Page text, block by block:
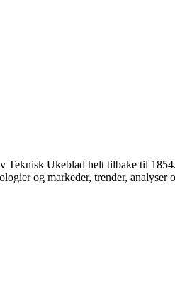
Ukeblad helt tilbake til
og markeder, trender, analyser